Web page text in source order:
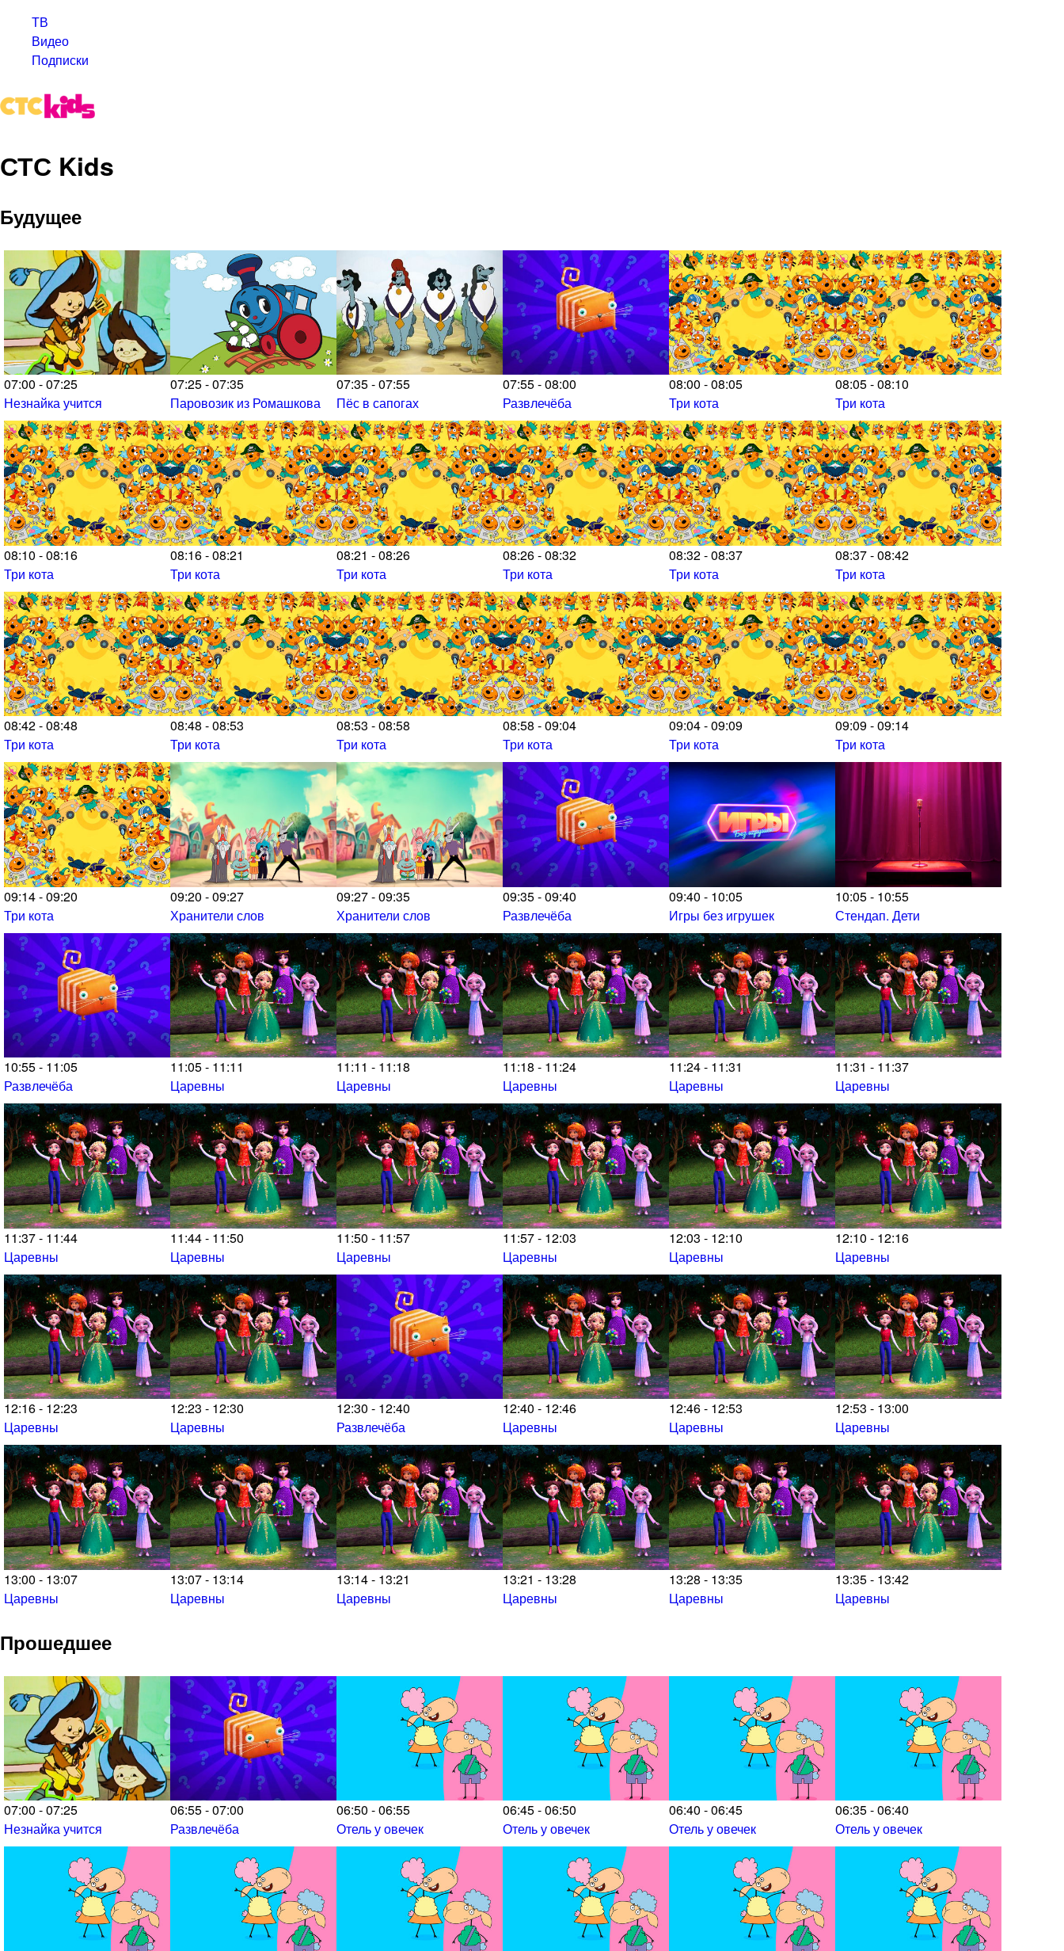
ТВ
Видео
Подписки
СТС Kids
Будущее
07:00 - 07:25
Незнайка учится
07:25 - 07:35
Паровозик из Ромашкова
07:35 - 07:55
Пёс в сапогах
07:55 - 08:00
Развлечёба
08:00 - 08:05
Три кота
08:05 - 08:10
Три кота
08:10 - 08:16
Три кота
08:16 - 08:21
Три кота
08:21 - 08:26
Три кота
08:26 - 08:32
Три кота
08:32 - 08:37
Три кота
08:37 - 08:42
Три кота
08:42 - 08:48
Три кота
08:48 - 08:53
Три кота
08:53 - 08:58
Три кота
08:58 - 09:04
Три кота
09:04 - 09:09
Три кота
09:09 - 09:14
Три кота
09:14 - 09:20
Три кота
09:20 - 09:27
Хранители слов
09:27 - 09:35
Хранители слов
09:35 - 09:40
Развлечёба
09:40 - 10:05
Игры без игрушек
10:05 - 10:55
Стендап. Дети
10:55 - 11:05
Развлечёба
11:05 - 11:11
Царевны
11:11 - 11:18
Царевны
11:18 - 11:24
Царевны
11:24 - 11:31
Царевны
11:31 - 11:37
Царевны
11:37 - 11:44
Царевны
11:44 - 11:50
Царевны
11:50 - 11:57
Царевны
11:57 - 12:03
Царевны
12:03 - 12:10
Царевны
12:10 - 12:16
Царевны
12:16 - 12:23
Царевны
12:23 - 12:30
Царевны
12:30 - 12:40
Развлечёба
12:40 - 12:46
Царевны
12:46 - 12:53
Царевны
12:53 - 13:00
Царевны
13:00 - 13:07
Царевны
13:07 - 13:14
Царевны
13:14 - 13:21
Царевны
13:21 - 13:28
Царевны
13:28 - 13:35
Царевны
13:35 - 13:42
Царевны
Прошедшее
07:00 - 07:25
Незнайка учится
06:55 - 07:00
Развлечёба
06:50 - 06:55
Отель у овечек
06:45 - 06:50
Отель у овечек
06:40 - 06:45
Отель у овечек
06:35 - 06:40
Отель у овечек